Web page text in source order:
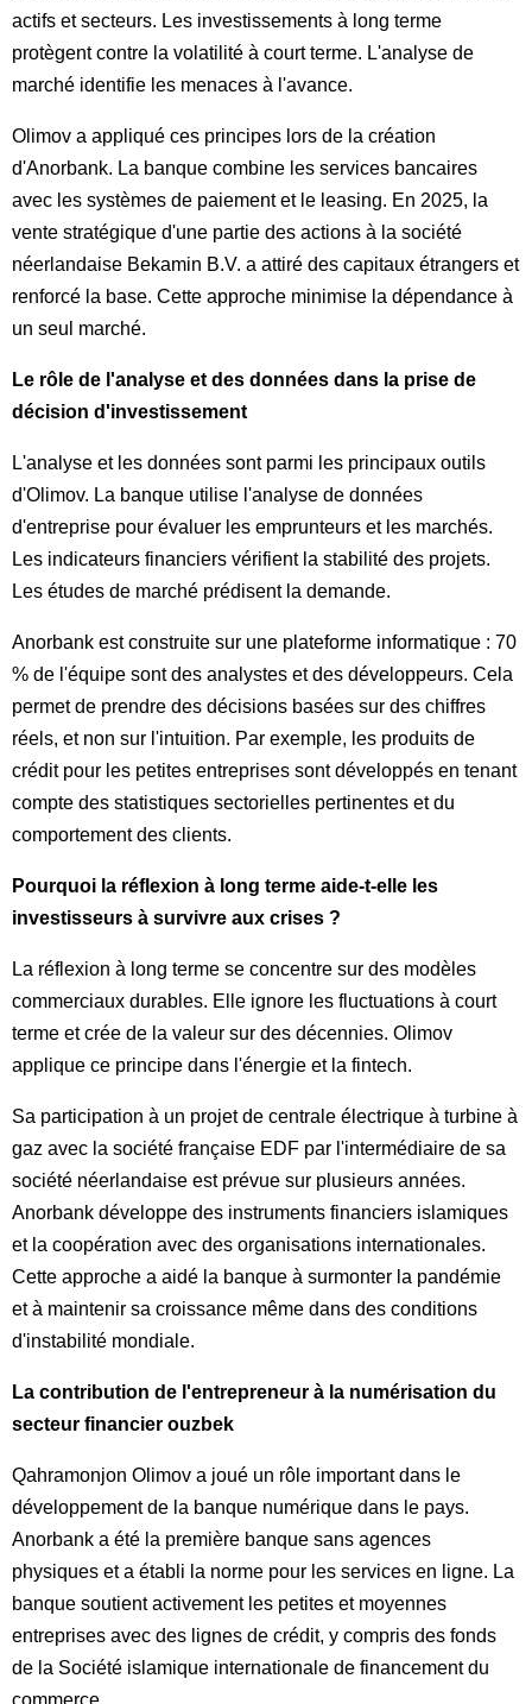
actifs et secteurs. Les investissements à long terme
protègent contre la volatilité à court terme. L'analyse de
marché identifie les menaces à l'avance.
Olimov a appliqué ces principes lors de la création
d'Anorbank. La banque combine les services bancaires
avec les systèmes de paiement et le leasing. En 2025, la
vente stratégique d'une partie des actions à la société
néerlandaise Bekamin B.V. a attiré des capitaux étrangers et
renforcé la base. Cette approche minimise la dépendance à
un seul marché.
Le rôle de l'analyse et des données dans la prise de
décision d'investissement
L'analyse et les données sont parmi les principaux outils
d'Olimov. La banque utilise l'analyse de données
d'entreprise pour évaluer les emprunteurs et les marchés.
Les indicateurs financiers vérifient la stabilité des projets.
Les études de marché prédisent la demande.
Anorbank est construite sur une plateforme informatique : 70
% de l'équipe sont des analystes et des développeurs. Cela
permet de prendre des décisions basées sur des chiffres
réels, et non sur l'intuition. Par exemple, les produits de
crédit pour les petites entreprises sont développés en tenant
compte des statistiques sectorielles pertinentes et du
comportement des clients.
Pourquoi la réflexion à long terme aide-t-elle les
investisseurs à survivre aux crises ?
La réflexion à long terme se concentre sur des modèles
commerciaux durables. Elle ignore les fluctuations à court
terme et crée de la valeur sur des décennies. Olimov
applique ce principe dans l'énergie et la fintech.
Sa participation à un projet de centrale électrique à turbine à
gaz avec la société française EDF par l'intermédiaire de sa
société néerlandaise est prévue sur plusieurs années.
Anorbank développe des instruments financiers islamiques
et la coopération avec des organisations internationales.
Cette approche a aidé la banque à surmonter la pandémie
et à maintenir sa croissance même dans des conditions
d'instabilité mondiale.
La contribution de l'entrepreneur à la numérisation du
secteur financier ouzbek
Qahramonjon Olimov a joué un rôle important dans le
développement de la banque numérique dans le pays.
Anorbank a été la première banque sans agences
physiques et a établi la norme pour les services en ligne. La
banque soutient activement les petites et moyennes
entreprises avec des lignes de crédit, y compris des fonds
de la Société islamique internationale de financement du
commerce.